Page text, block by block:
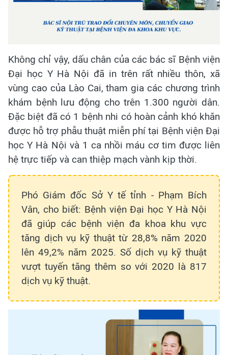
Không chỉ vậy, dấu chân của các bác sĩ Bệnh viện
Đại học Y Hà Nội đã in trên rất nhiều thôn, xã
vùng cao của Lào Cai, tham gia các chương trình
khám bệnh lưu động cho trên 1.300 người dân.
Đặc biệt đã có 1 bệnh nhi có hoàn cảnh khó khăn
được hỗ trợ phẫu thuật miễn phí tại Bệnh viện Đại
học Y Hà Nội và 1 ca nhồi máu cơ tim được liên
hệ trực tiếp và can thiệp mạch vành kịp thời.
Phó Giám đốc Sở Y tế tỉnh - Phạm Bích
Vân, cho biết: Bệnh viện Đại học Y Hà Nội
đã giúp các bệnh viện đa khoa khu vực
tăng dịch vụ kỹ thuật từ 28,8% năm 2020
lên 49,2% năm 2025. Số dịch vụ kỹ thuật
vượt tuyến tăng thêm so với 2020 là 817
dịch vụ kỹ thuật.